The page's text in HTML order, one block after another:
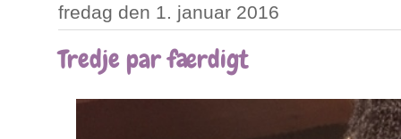
fredag den 1. januar 2016
Tredje par færdigt